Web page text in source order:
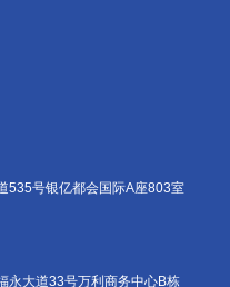
535号银亿都会国际A座803室
永大道33号万利商务中心B栋